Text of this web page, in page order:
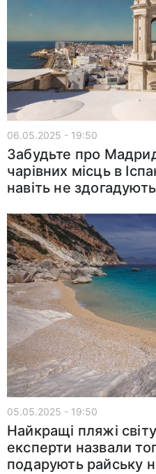
06.05.2025 - 19:50
Забудьте про
чарівних місць в
навіть не
05.05.2025 - 19:50
Найкращі пляжі
експерти назвали
подарують райську